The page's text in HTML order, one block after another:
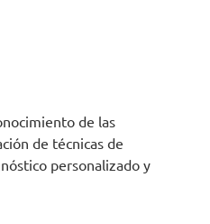
de las
de técnicas de
personalizado y